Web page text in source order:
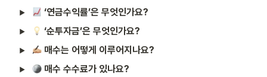
‘연금수익률’은 무엇인가요?
‘순투자금’은 무엇인가요?
매수는 어떻게 이루어지나요?
매수 수수료가 있나요?